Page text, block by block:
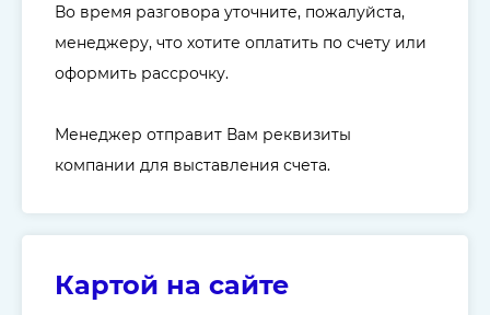
Во время разговора уточните, пожалуйста,
менеджеру, что хотите оплатить по счету или
оформить рассрочку.
Менеджер отправит Вам реквизиты
компании для выставления счета.
Картой на сайте